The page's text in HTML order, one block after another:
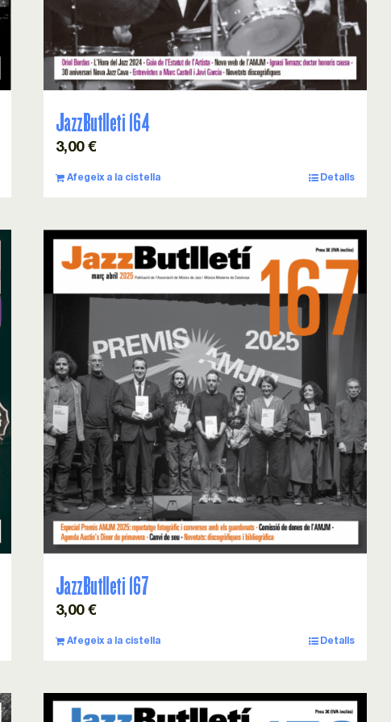
JazzButlleti 164
3,00 €
Afegeix a la cistella Detalls
JazzButlleti 167
3,00 €
Afegeix a la cistella Detalls